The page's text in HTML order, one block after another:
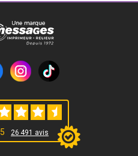
26 491 avis